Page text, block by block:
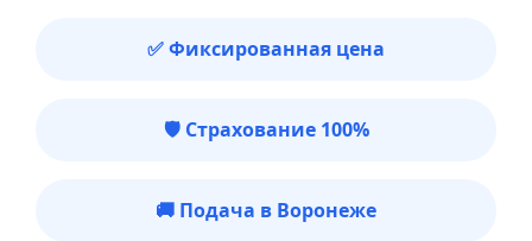
✅ Фиксированная цена
🛡️ Страхование 100%
🚚 Подача в Воронеже